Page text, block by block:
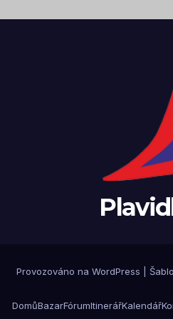
Provozováno na WordPress
DomůBazarFórumItinerářKalendář